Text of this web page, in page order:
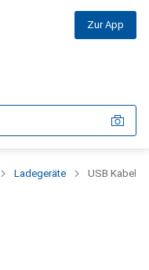
Zur App
Ladegeräte USB Kabel